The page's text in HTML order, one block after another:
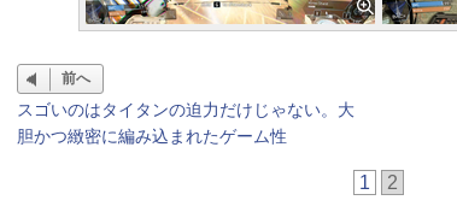
前へ
スゴいのはタイタンの迫力だけじゃない。大
胆かつ緻密に編み込まれたゲーム性
1 2